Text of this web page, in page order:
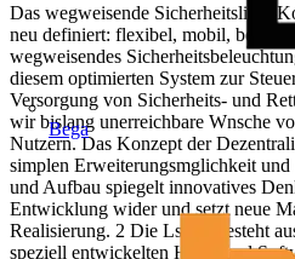
Bega
Das wegweisende Sicherheitslicht-
neu definiert: flexibel, mobil,
wegweisendes
diesem optimierten System zur
Versorgung von Sicherheits- und
wir bislang unerreichbare Wnsche
Nutzern. Das Konzept der
simplen Erweiterungsmglichkeit
und Aufbau spiegelt innovatives
Entwicklung wider und setzt neue
Realisierung. 2 Die Lsung besteht
speziell entwickelten Hard- und